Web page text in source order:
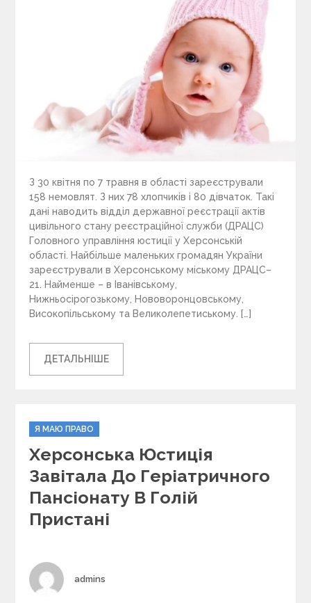
З 30 квітня по 7 травня в області зареєстрували
158 немовлят. З них 78 хлопчиків і 80 дівчаток. Такі
дані наводить відділ державної реєстрації актів
цивільного стану реєстраційної служби (ДРАЦС)
Головного управління юстиції у Херсонській
області. Найбільше маленьких громадян України
зареєстрували в Херсонському міському ДРАЦС–
21. Найменше – в Іванівському,
Нижньосірогозькому, Нововоронцовському,
Високопільському та Великолепетиському. […]
ДЕТАЛЬНІШЕ
C
a
t
e
g
r
i
Я МАЮ ПРАВО
Херсонська Юстиція
Завітала До Геріатричного
Пансіонату В Голій
Пристані
Author
admins